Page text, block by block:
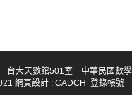
大天數館501室 中華民國數
網頁設計 : CADCH 登錄帳號